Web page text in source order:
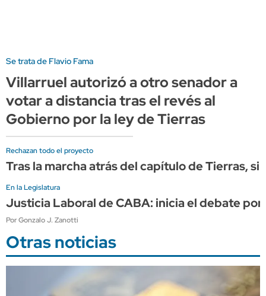
Se trata de Flavio Fama
Villarruel autorizó a otro senador a
votar a distancia tras el revés al
Gobierno por la ley de Tierras
Rechazan todo el proyecto
Tras la marcha atrás del capítulo de Tierras,
En la Legislatura
Justicia Laboral de CABA: inicia el debate
Por Gonzalo J. Zanotti
Otras noticias